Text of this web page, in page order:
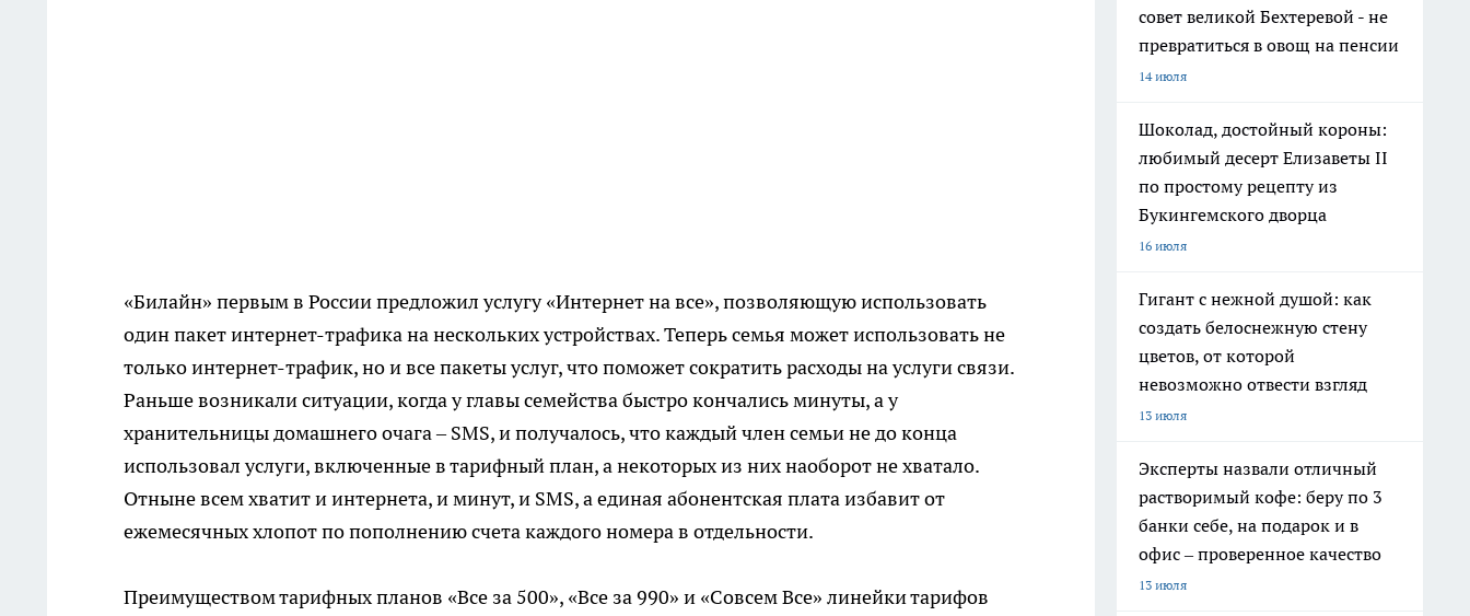
«Билайн» первым в России предложил услугу «Интернет на все», позволяющую использовать
один пакет интернет-трафика на нескольких устройствах. Теперь семья может использовать не
только интернет-трафик, но и все пакеты услуг, что поможет сократить расходы на услуги связи.
Раньше возникали ситуации, когда у главы семейства быстро кончались минуты, а у
хранительницы домашнего очага – SMS, и получалось, что каждый член семьи не до конца
использовал услуги, включенные в тарифный план, а некоторых из них наоборот не хватало.
Отныне всем хватит и интернета, и минут, и SMS, а единая абонентская плата избавит от
ежемесячных хлопот по пополнению счета каждого номера в отдельности.
Преимуществом тарифных планов «Все за 500», «Все за 990» и «Совсем Все» линейки тарифов
совет великой Бехтеревой - не
превратиться в овощ на пенсии
14 июля
Шоколад, достойный короны:
любимый десерт Елизаветы II
по простому рецепту из
Букингемского дворца
16 июля
Гигант с нежной душой: как
создать белоснежную стену
цветов, от которой
невозможно отвести взгляд
13 июля
Эксперты назвали отличный
растворимый кофе: беру по 3
банки себе, на подарок и в
офис – проверенное качество
13 июля